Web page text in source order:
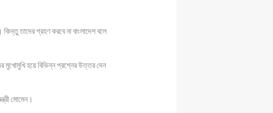
কিন্তু তাদের গ্রহণ করবে না বাংলাদেশ বলে
মুখোমুখি হয়ে বিভিন্ন প্রশ্নের উত্তর দেন
মোমেন।